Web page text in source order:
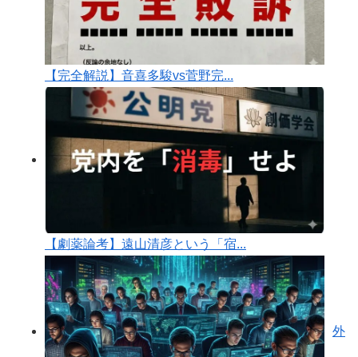
【完全解説】音喜多駿vs菅野完...
【劇薬論考】遠山清彦という「宿...
外